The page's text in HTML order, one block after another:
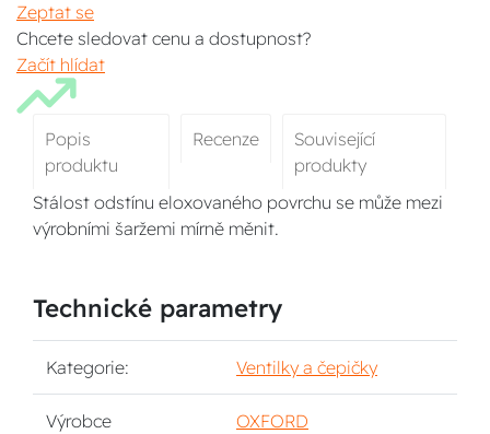
Zeptat se
Chcete sledovat cenu a dostupnost?
Začít hlídat
Popis
produktu
Recenze
Související
produkty
Stálost odstínu eloxovaného povrchu se může mezi
výrobními šaržemi mírně měnit.
Technické parametry
Kategorie: Ventilky a čepičky
Výrobce OXFORD